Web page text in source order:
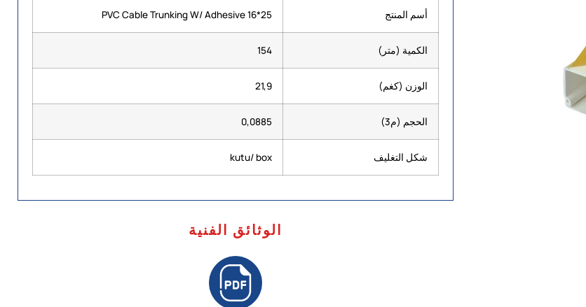
أسم المنتج 25*16 PVC Cable Trunking W/ Adhesive
الكمية (متر) 154
الوزن (كغم) 21,9
الحجم (م3) 0,0885
شكل التغليف kutu/ box
الوثائق الفنية